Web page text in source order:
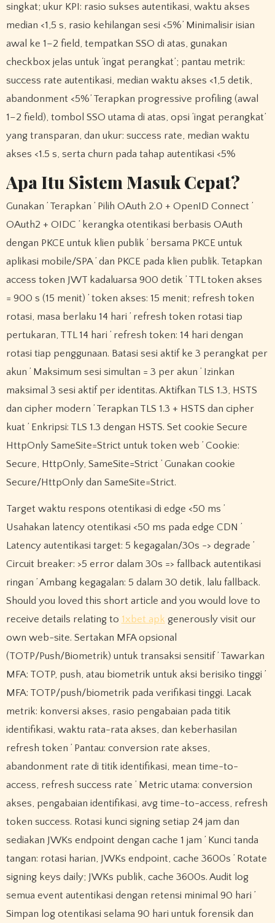
singkat; ukur KPI: rasio sukses autentikasi, waktu akses
median <1,5 s, rasio kehilangan sesi <5%’ Minimalisir isian
awal ke 1–2 field, tempatkan SSO di atas, gunakan
checkbox jelas untuk ‘ingat perangkat’; pantau metrik:
success rate autentikasi, median waktu akses <1,5 detik,
abandonment <5%’ Terapkan progressive profiling (awal
1–2 field), tombol SSO utama di atas, opsi ‘ingat perangkat’
yang transparan, dan ukur: success rate, median waktu
akses <1.5 s, serta churn pada tahap autentikasi <5%
Apa Itu Sistem Masuk Cepat?
Gunakan ’ Terapkan ’ Pilih OAuth 2.0 + OpenID Connect ’
OAuth2 + OIDC ’ kerangka otentikasi berbasis OAuth
dengan PKCE untuk klien publik ’ bersama PKCE untuk
aplikasi mobile/SPA ’ dan PKCE pada klien publik. Tetapkan
access token JWT kadaluarsa 900 detik ’ TTL token akses
= 900 s (15 menit) ’ token akses: 15 menit; refresh token
rotasi, masa berlaku 14 hari ’ refresh token rotasi tiap
pertukaran, TTL 14 hari ’ refresh token: 14 hari dengan
rotasi tiap penggunaan. Batasi sesi aktif ke 3 perangkat per
akun ’ Maksimum sesi simultan = 3 per akun ’ Izinkan
maksimal 3 sesi aktif per identitas. Aktifkan TLS 1.3, HSTS
dan cipher modern ’ Terapkan TLS 1.3 + HSTS dan cipher
kuat ’ Enkripsi: TLS 1.3 dengan HSTS. Set cookie Secure
HttpOnly SameSite=Strict untuk token web ’ Cookie:
Secure, HttpOnly, SameSite=Strict ’ Gunakan cookie
Secure/HttpOnly dan SameSite=Strict.
Target waktu respons otentikasi di edge <50 ms ’
Usahakan latency otentikasi <50 ms pada edge CDN ’
Latency autentikasi target: 5 kegagalan/30s -> degrade ’
Circuit breaker: >5 error dalam 30s => fallback autentikasi
ringan ’ Ambang kegagalan: 5 dalam 30 detik, lalu fallback.
Should you loved this short article and you would love to
receive details relating to 1xbet apk generously visit our
own web-site. Sertakan MFA opsional
(TOTP/Push/Biometrik) untuk transaksi sensitif ’ Tawarkan
MFA: TOTP, push, atau biometrik untuk aksi berisiko tinggi ’
MFA: TOTP/push/biometrik pada verifikasi tinggi. Lacak
metrik: konversi akses, rasio pengabaian pada titik
identifikasi, waktu rata-rata akses, dan keberhasilan
refresh token ’ Pantau: conversion rate akses,
abandonment rate di titik identifikasi, mean time-to-
access, refresh success rate ’ Metric utama: conversion
akses, pengabaian identifikasi, avg time-to-access, refresh
token success. Rotasi kunci signing setiap 24 jam dan
sediakan JWKs endpoint dengan cache 1 jam ’ Kunci tanda
tangan: rotasi harian, JWKs endpoint, cache 3600s ’ Rotate
signing keys daily; JWKs publik, cache 3600s. Audit log
semua event autentikasi dengan retensi minimal 90 hari ’
Simpan log otentikasi selama 90 hari untuk forensik dan